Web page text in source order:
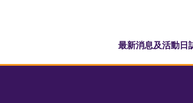
最新消息及活動日